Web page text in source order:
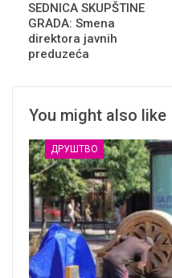
SEDNICA SKUPŠTINE
GRADA: Smena
direktora javnih
preduzeća
You might also like
ДРУШТВО